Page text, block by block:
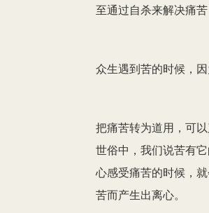
至通过自杀来解决痛
众生遇到苦的时候，
把痛苦转为道用，可
世俗中，我们说苦有
心感受痛苦的时候，
苦而产生出离心。